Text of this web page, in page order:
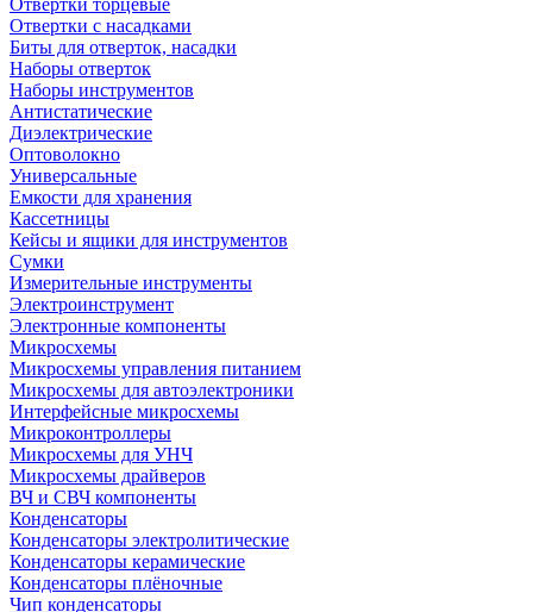
Отвертки торцевые
Отвертки с насадками
Биты для отверток, насадки
Наборы отверток
Наборы инструментов
Антистатические
Диэлектрические
Оптоволокно
Универсальные
Емкости для хранения
Кассетницы
Кейсы и ящики для инструментов
Сумки
Измерительные инструменты
Электроинструмент
Электронные компоненты
Микросхемы
Микросхемы управления питанием
Микросхемы для автоэлектроники
Интерфейсные микросхемы
Микроконтроллеры
Микросхемы для УНЧ
Микросхемы драйверов
ВЧ и СВЧ компоненты
Конденсаторы
Конденсаторы электролитические
Конденсаторы керамические
Конденсаторы плёночные
Чип конденсаторы